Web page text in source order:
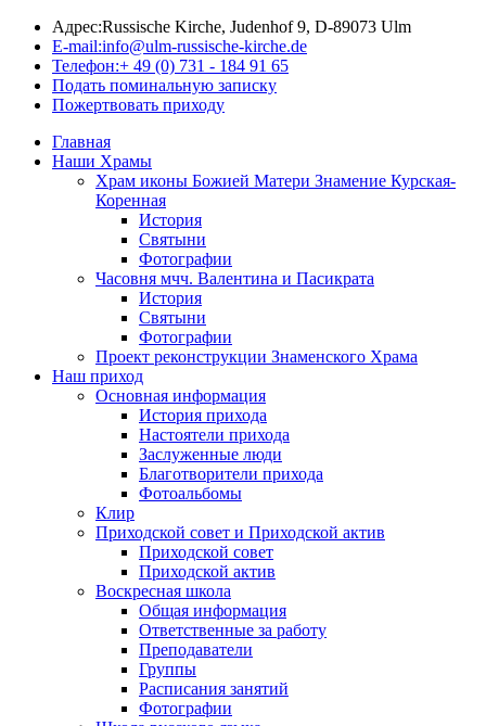
Адрес:Russische Kirche, Judenhof 9, D-89073 Ulm
E-mail:info@ulm-russische-kirche.de
Телефон:+ 49 (0) 731 - 184 91 65
Подать поминальную записку
Пожертвовать приходу
Главная
Наши Храмы
Храм иконы Божией Матери Знамение Курская-
Коренная
История
Святыни
Фотографии
Часовня мчч. Валентина и Пасикрата
История
Святыни
Фотографии
Проект реконструкции Знаменского Храма
Наш приход
Основная информация
История прихода
Настоятели прихода
Заслуженные люди
Благотворители прихода
Фотоальбомы
Клир
Приходской совет и Приходской актив
Приходской совет
Приходской актив
Воскресная школа
Общая информация
Ответственные за работу
Преподаватели
Группы
Расписания занятий
Фотографии